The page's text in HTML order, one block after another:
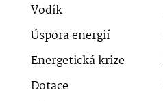
Vodík
Úspora energií
Energetická krize
Dotace